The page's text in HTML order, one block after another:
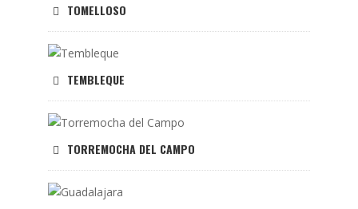
TOMELLOSO
TEMBLEQUE
TORREMOCHA DEL CAMPO